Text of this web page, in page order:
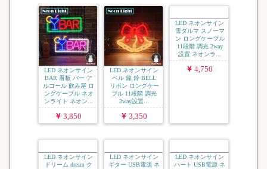
LED ネオンサイン
BAR 看板 バー ア
ルコール 飲み屋 ロ
ングケーブル ネオ
ンライト ネオン...
3,850
LED ネオンサイン
ベル 鐘 鈴 BELL
リボン ロングケー
ブル 11段階 調光
2way設置...
3,350
LED ネオンサイン